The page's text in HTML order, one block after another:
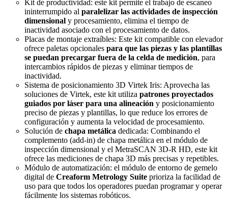
Kit de productividad: este kit permite el trabajo de escaneo
ininterrumpido al paralelizar las actividades de inspección
dimensional y procesamiento, elimina el tiempo de
inactividad asociado con el procesamiento de datos.
Placas de montaje extraíbles: Este kit compatible con elevador
ofrece paletas opcionales para que las piezas y las plantillas
se puedan precargar fuera de la celda de medición, para
intercambios rápidos de piezas y eliminar tiempos de
inactividad.
Sistema de posicionamiento 3D Virtek Iris: Aprovecha las
soluciones de Virtek, este kit utiliza patrones proyectados
guiados por láser para una alineación y posicionamiento
preciso de piezas y plantillas, lo que reduce los errores de
configuración y aumenta la velocidad de procesamiento.
Solución de chapa metálica dedicada: Combinando el
complemento (add-in) de chapa metálica en el módulo de
inspección dimensional y el MetraSCAN 3D-R HD, este kit
ofrece las mediciones de chapa 3D más precisas y repetibles.
Módulo de automatización: el módulo de entorno de gemelo
digital de Creaform Metrology Suite prioriza la facilidad de
uso para que todos los operadores puedan programar y operar
fácilmente los sistemas robóticos.